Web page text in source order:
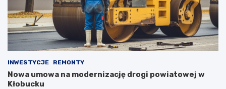
h
w
K
r
a
k
o
w
INWESTYCJE REMONTY
Nowa umowa na modernizację drogi powiatowej w
Kłobucku